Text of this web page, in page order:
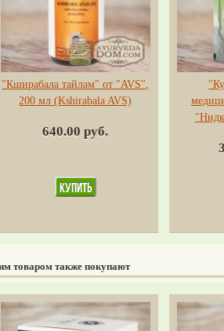
"Кширабала тайлам" от "AVS",
200 мл (Kshirabala AVS)
640.00 руб.
товаром также покупают